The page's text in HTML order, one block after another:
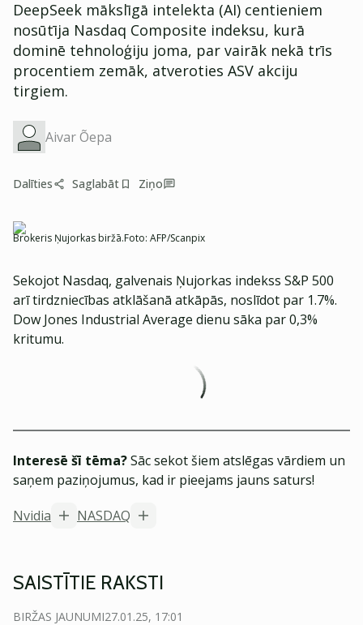
DeepSeek mākslīgā intelekta (AI) centieniem
nosūtīja Nasdaq Composite indeksu, kurā
dominē tehnoloģiju joma, par vairāk nekā trīs
procentiem zemāk, atveroties ASV akciju
tirgiem.
Aivar Õepa
Dalīties Saglabāt Ziņo
Brokeris Ņujorkas biržā.Foto: AFP/Scanpix
Sekojot Nasdaq, galvenais Ņujorkas indekss S&P 500
arī tirdzniecības atklāšanā atkāpās, noslīdot par 1.7%.
Dow Jones Industrial Average dienu sāka par 0,3%
kritumu.
Interesē šī tēma?Sāc sekot šiem atslēgas vārdiem un
saņem paziņojumus, kad ir pieejams jauns saturs!
Nvidia
NASDAQ
SAISTĪTIE RAKSTI
BIRŽAS JAUNUMI27.01.25, 17:01